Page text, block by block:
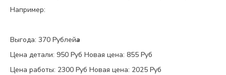
Например:
Выгода: 370 Рублейa
Цена детали: 950 Руб Новая цена: 855 Руб
Цена работы: 2300 Руб Новая цена: 2025 Руб